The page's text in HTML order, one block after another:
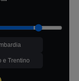
e Trentino